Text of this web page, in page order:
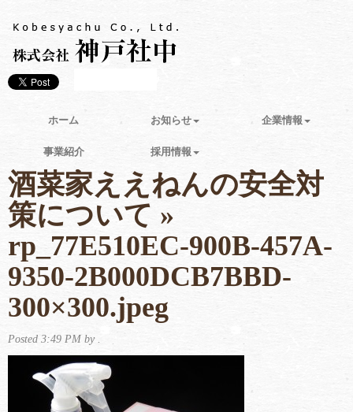
ホーム お知らせ 企業情報
事業紹介 採用情報
酒菜家ええねんの安全対
策について »
rp_77E510EC-900B-457A-
9350-2B000DCB7BBD-
300×300.jpeg
Posted 3:49 PM by .